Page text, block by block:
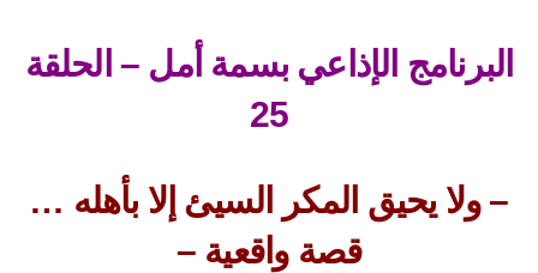
البرنامج الإذاعي بسمة أمل – الحلقة
25
– ولا يحيق المكر السيئ إلا بأهله …
قصة واقعية –